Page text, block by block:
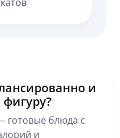
и
готовые блюда с
и